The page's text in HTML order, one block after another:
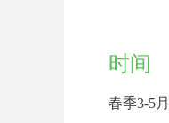
时间
春季3-5